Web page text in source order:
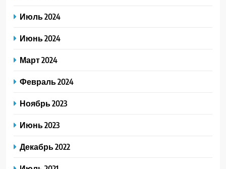
Июль 2024
Июнь 2024
Март 2024
Февраль 2024
Ноябрь 2023
Июнь 2023
Декабрь 2022